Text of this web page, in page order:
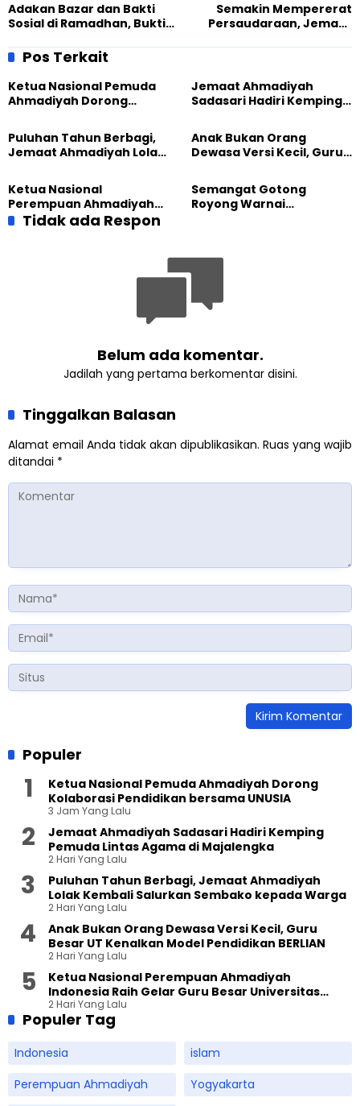
Adakan Bazar dan Bakti
Sosial di Ramadhan, Bukti
Peduli Sesama
Semakin Mempererat
Persaudaraan, Jemaat
Sambut Kehadiran Paroki
Pos Terkait
Ketua Nasional Pemuda
Ahmadiyah Dorong
bersama UNUSIA
Jemaat Ahmadiyah
Sadasari Hadiri Kemping
Majalengka
Puluhan Tahun Berbagi,
Jemaat Ahmadiyah Lolak
Sembako kepada Warga
Anak Bukan Orang
Dewasa Versi Kecil, Guru
Pendidikan BERLIAN
Ketua Nasional
Perempuan Ahmadiyah
Indonesia Raih Gelar Guru
Semangat Gotong
Royong Warnai
Tidak ada Respon
Belum ada komentar.
Jadilah yang pertama berkomentar disini.
Tinggalkan Balasan
Alamat email Anda tidak akan dipublikasikan. Ruas yang wajib
ditandai *
Populer
Ketua Nasional Pemuda Ahmadiyah Dorong
Kolaborasi Pendidikan bersama UNUSIA
3 Jam Yang Lalu
Jemaat Ahmadiyah Sadasari Hadiri Kemping
Pemuda Lintas Agama di Majalengka
2 Hari Yang Lalu
Puluhan Tahun Berbagi, Jemaat Ahmadiyah
Lolak Kembali Salurkan Sembako kepada Warga
2 Hari Yang Lalu
Anak Bukan Orang Dewasa Versi Kecil, Guru
Besar UT Kenalkan Model Pendidikan BERLIAN
2 Hari Yang Lalu
Ketua Nasional Perempuan Ahmadiyah
Indonesia Raih Gelar Guru Besar Universitas
Terbuka
2 Hari Yang Lalu
Populer Tag
Indonesia
islam
Perempuan Ahmadiyah
Yogyakarta